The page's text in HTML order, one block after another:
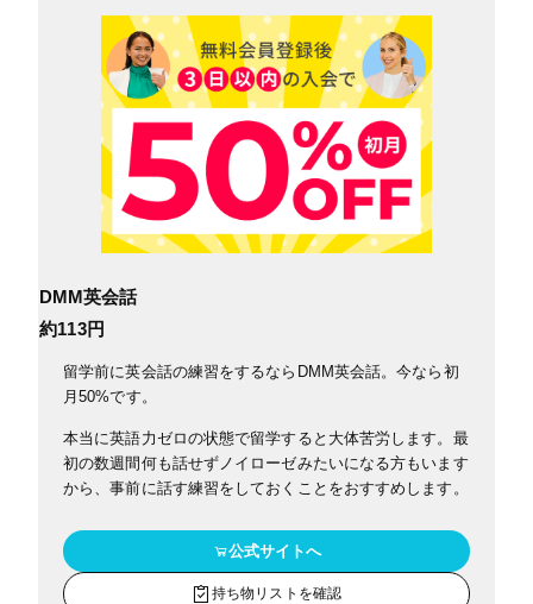
DMM英会話
約113円
留学前に英会話の練習をするならDMM英会話。今なら初
月50%です。
本当に英語力ゼロの状態で留学すると大体苦労します。最
初の数週間何も話せずノイローゼみたいになる方もいます
から、事前に話す練習をしておくことをおすすめします。
公式サイトへ
持ち物リストを確認